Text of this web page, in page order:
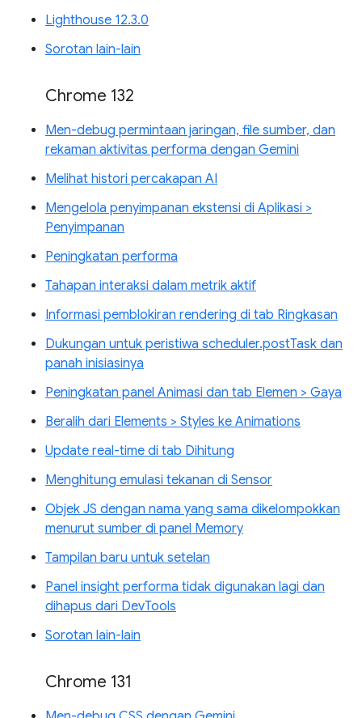
Lighthouse 12.3.0
Sorotan lain-lain
Chrome 132
Men-debug permintaan jaringan, file sumber, dan
rekaman aktivitas performa dengan Gemini
Melihat histori percakapan AI
Mengelola penyimpanan ekstensi di Aplikasi >
Penyimpanan
Peningkatan performa
Tahapan interaksi dalam metrik aktif
Informasi pemblokiran rendering di tab Ringkasan
Dukungan untuk peristiwa scheduler.postTask dan
panah inisiasinya
Peningkatan panel Animasi dan tab Elemen > Gaya
Beralih dari Elements > Styles ke Animations
Update real-time di tab Dihitung
Menghitung emulasi tekanan di Sensor
Objek JS dengan nama yang sama dikelompokkan
menurut sumber di panel Memory
Tampilan baru untuk setelan
Panel insight performa tidak digunakan lagi dan
dihapus dari DevTools
Sorotan lain-lain
Chrome 131